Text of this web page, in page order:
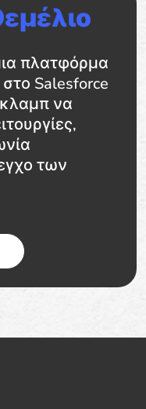
πλατφόρμα
Salesforce
να
των